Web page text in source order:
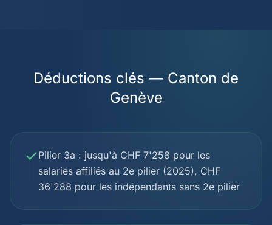
Déductions clés — Canton de
Genève
Pilier 3a : jusqu'à CHF 7'258 pour les
salariés affiliés au 2e pilier (2025), CHF
36'288 pour les indépendants sans 2e pilier